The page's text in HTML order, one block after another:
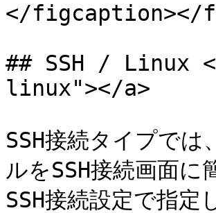
</figcaption></
## SSH / Linux
linux"></a>
SSH接続タイプで
ルをSSH接続画面
SSH接続設定で指